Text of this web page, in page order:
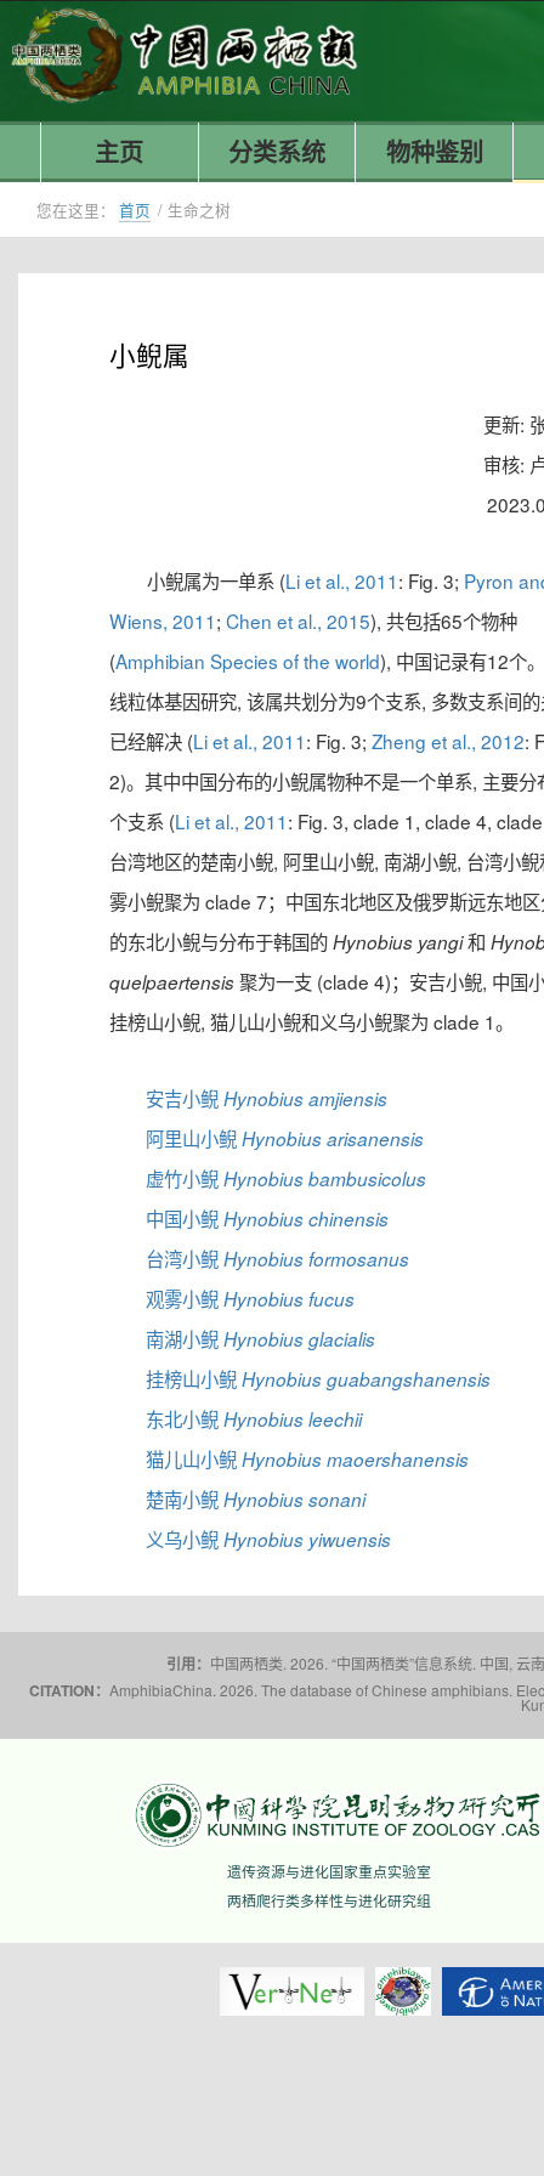
主页 分类系统 物种鉴别
您在这里： 首页 / 生命之树
小鲵属
更新:
审核:
小鲵属为一单系 (Li et al., 2011: Fig. 3; Pyron
Wiens, 2011; Chen et al., 2015), 共包括65个物种
(Amphibian Species of the world), 中国记录有12个
线粒体基因研究, 该属共划分为9个支系, 多数支系间
已经解决 (Li et al., 2011: Fig. 3; Zheng et al., 2012:
2)。其中中国分布的小鲵属物种不是一个单系, 主要分
个支系 (Li et al., 2011: Fig. 3, clade 1, clade 4,
台湾地区的楚南小鲵, 阿里山小鲵, 南湖小鲵, 台湾小
雾小鲵聚为 clade 7；中国东北地区及俄罗斯远东地
的东北小鲵与分布于韩国的Hynobius yangi和
quelpaertensis聚为一支 (clade 4)；安吉小鲵, 中国
挂榜山小鲵, 猫儿山小鲵和义乌小鲵聚为 clade 1。
安吉小鲵Hynobius amjiensis
阿里山小鲵Hynobius arisanensis
虚竹小鲵Hynobius bambusicolus
中国小鲵Hynobius chinensis
台湾小鲵Hynobius formosanus
观雾小鲵Hynobius fucus
南湖小鲵Hynobius glacialis
挂榜山小鲵Hynobius guabangshanensis
东北小鲵Hynobius leechii
猫儿山小鲵Hynobius maoershanensis
楚南小鲵Hynobius sonani
义乌小鲵Hynobius yiwuensis
引用： 中国两栖类. 2026. “中国两栖类”信息系统. 中国,
CITATION： AmphibiaChina. 2026. The database of Chinese amphibians.
遗传资源与进化国家重点实验室
两栖爬行类多样性与进化研究组